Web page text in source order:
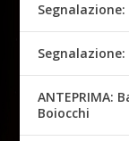
ANTEPRIMA:
Boiocchi